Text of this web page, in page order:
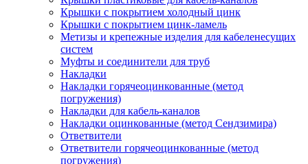
Крышки с покрытием холодный цинк
Крышки с покрытием цинк-ламель
Метизы и крепежные изделия для кабеленесущих
систем
Муфты и соединители для труб
Накладки
Накладки горячеоцинкованные (метод
погружения)
Накладки для кабель-каналов
Накладки оцинкованные (метод Сендзимира)
Ответвители
Ответвители горячеоцинкованные (метод
погружения)